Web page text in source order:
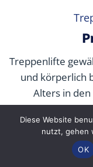
Treppenlifte
und körperlich
Alters in
öffentlichen
Treppenlift
Modell und
Diese Website
nutzt, gehen
OK